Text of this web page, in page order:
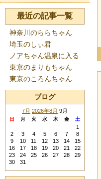
最近の記事一覧
神奈川のららちゃん
埼玉のしぃ君
ノアちゃん温泉に入る
東京のまりもちゃん
東京のころんちゃん
ブログ
7月 2026年8月 9月
日 月 火 水 木 金 土
1
2
3 4 5 6 7
8
9
10 11 12 13 14
15
16
17 18 19 20 21
22
23
24 25 26 27 28
29
30
31